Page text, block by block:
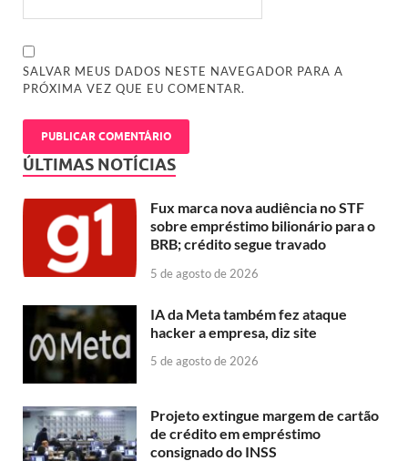
SALVAR MEUS DADOS NESTE NAVEGADOR PARA A
PRÓXIMA VEZ QUE EU COMENTAR.
ÚLTIMAS NOTÍCIAS
Fux marca nova audiência no STF
sobre empréstimo bilionário para o
BRB; crédito segue travado
5 de agosto de 2026
IA da Meta também fez ataque
hacker a empresa, diz site
5 de agosto de 2026
Projeto extingue margem de cartão
de crédito em empréstimo
consignado do INSS